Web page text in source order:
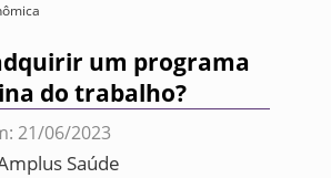
um programa
do trabalho?
21/06/2023
Saúde